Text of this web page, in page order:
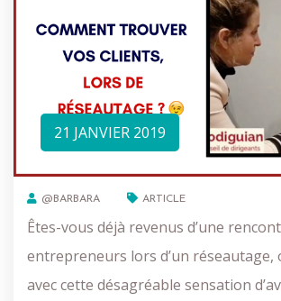
21 JANVIER 2019
@BARBARA ARTICLE
Êtes-vous déjà revenus d’une
entrepreneurs lors d’un réseautage,
avec cette désagréable sensation